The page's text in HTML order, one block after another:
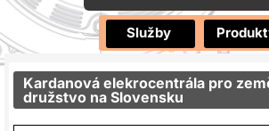
Služby
Kardanová elekrocentrála pro
družstvo na Slovensku